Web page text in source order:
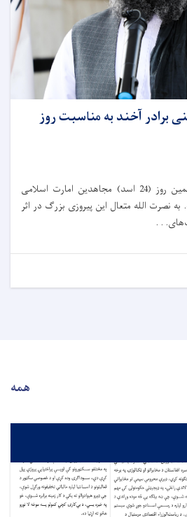
برادر آخند به مناسبت روز
درست یک سال پیش در همین روز (24 اسد) مجاهدین امارت اسلامی
به نصرت الله متعال این پیروزی بزرگ در اثر
. .
همه